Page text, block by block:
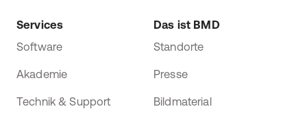
Services
Software
Akademie
Technik & Support
Das ist BMD
Standorte
Presse
Bildmaterial